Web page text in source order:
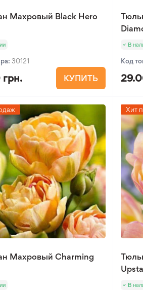
Махровый Black Hero
30121
КУПИТЬ
В
Код
Махровый Charming
Хит
В